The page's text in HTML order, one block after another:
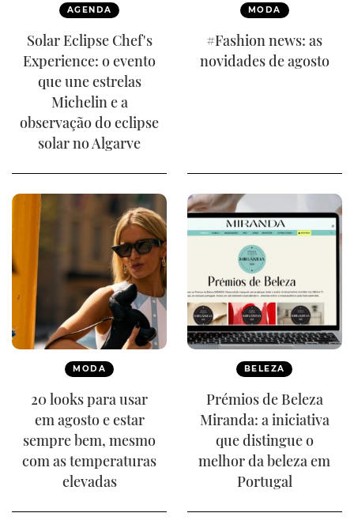
AGENDA
Solar Eclipse Chef's
Experience: o evento
que une estrelas
Michelin e a
observação do eclipse
solar no Algarve
MODA
#Fashion news: as
novidades de agosto
MODA
20 looks para usar
em agosto e estar
sempre bem, mesmo
com as temperaturas
elevadas
BELEZA
Prémios de Beleza
Miranda: a iniciativa
que distingue o
melhor da beleza em
Portugal